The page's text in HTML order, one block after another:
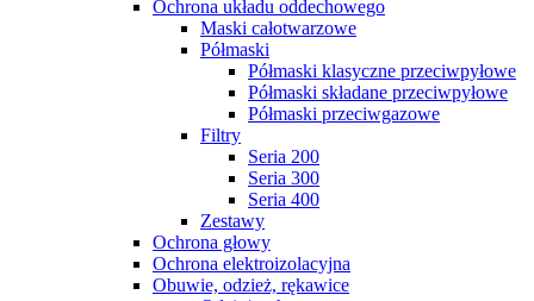
Ochrona układu oddechowego
Maski całotwarzowe
Półmaski
Półmaski klasyczne przeciwpyłowe
Półmaski składane przeciwpyłowe
Półmaski przeciwgazowe
Filtry
Seria 200
Seria 300
Seria 400
Zestawy
Ochrona głowy
Ochrona elektroizolacyjna
Obuwie, odzież, rękawice